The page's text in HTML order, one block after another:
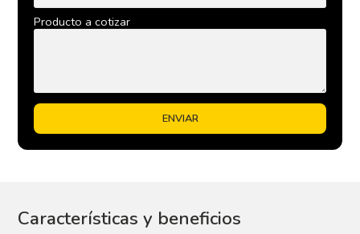
Producto a cotizar
Características y beneficios